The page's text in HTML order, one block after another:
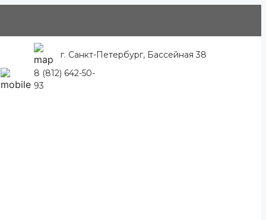
г. Санкт-Петербург, Бассейная 38
8 (812) 642-50-
93